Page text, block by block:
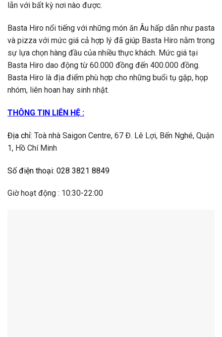
lẫn với bất kỳ nơi nào được.
Basta Hiro nổi tiếng với những món ăn Âu hấp dẫn như pasta
và pizza với mức giá cả hợp lý đã giúp Basta Hiro nằm trong
sự lựa chọn hàng đầu của nhiều thực khách. Mức giá tại
Basta Hiro dao động từ 60.000 đồng đến 400.000 đồng.
Basta Hiro là địa điểm phù hợp cho những buổi tụ gặp, họp
nhóm, liên hoan hay sinh nhật.
THÔNG TIN LIÊN HỆ :
Địa chỉ: Toà nhà Saigon Centre, 67 Đ. Lê Lợi, Bến Nghé, Quận
1, Hồ Chí Minh
Số điện thoại: 028 3821 8849
Giờ hoạt động : 10:30-22:00